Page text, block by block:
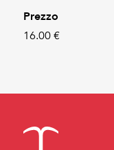
Prezzo
16.00 €